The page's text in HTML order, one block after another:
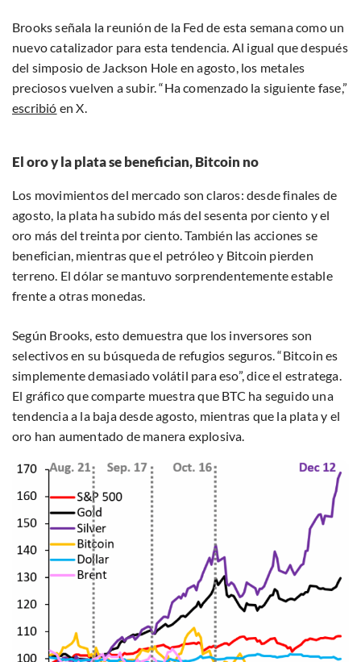
Brooks señala la reunión de la Fed de esta semana como un
nuevo catalizador para esta tendencia. Al igual que después
del simposio de Jackson Hole en agosto, los metales
preciosos vuelven a subir. “Ha comenzado la siguiente fase,”
escribió en X.
El oro y la plata se benefician, Bitcoin no
Los movimientos del mercado son claros: desde finales de
agosto, la plata ha subido más del sesenta por ciento y el
oro más del treinta por ciento. También las acciones se
benefician, mientras que el petróleo y Bitcoin pierden
terreno. El dólar se mantuvo sorprendentemente estable
frente a otras monedas.
Según Brooks, esto demuestra que los inversores son
selectivos en su búsqueda de refugios seguros. “Bitcoin es
simplemente demasiado volátil para eso”, dice el estratega.
El gráfico que comparte muestra que BTC ha seguido una
tendencia a la baja desde agosto, mientras que la plata y el
oro han aumentado de manera explosiva.